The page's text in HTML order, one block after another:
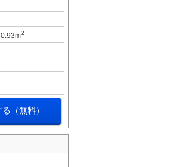
2
（無料）